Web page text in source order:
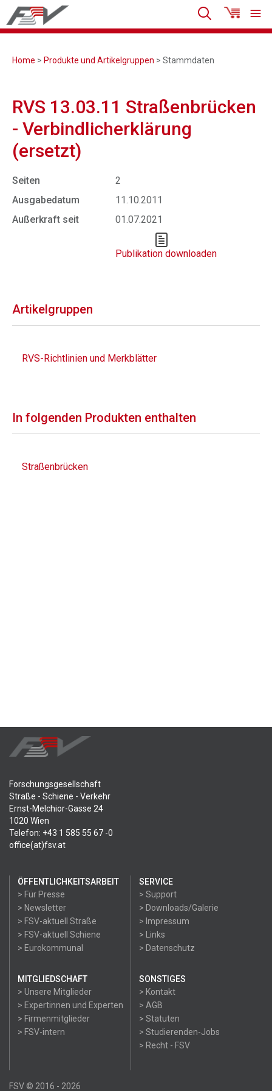
Home > Produkte und Artikelgruppen > Stammdaten
RVS 13.03.11 Straßenbrücken
- Verbindlicherklärung
(ersetzt)
Seiten
2
Ausgabedatum
11.10.2011
Außerkraft seit
01.07.2021
Publikation downloaden
Artikelgruppen
RVS-Richtlinien und Merkblätter
In folgenden Produkten enthalten
Straßenbrücken
Forschungsgesellschaft
Straße - Schiene - Verkehr
Ernst-Melchior-Gasse 24
1020 Wien
Telefon: +43 1 585 55 67 -0
office(at)fsv.at
ÖFFENTLICHKEITSARBEIT
> Für Presse
> Newsletter
> FSV-aktuell Straße
> FSV-aktuell Schiene
> Eurokommunal
SERVICE
> Support
> Downloads/Galerie
> Impressum
> Links
> Datenschutz
MITGLIEDSCHAFT
> Unsere Mitglieder
> Expertinnen und Experten
> Firmenmitglieder
> FSV-intern
SONSTIGES
> Kontakt
> AGB
> Statuten
> Studierenden-Jobs
> Recht - FSV
FSV © 2016 - 2026